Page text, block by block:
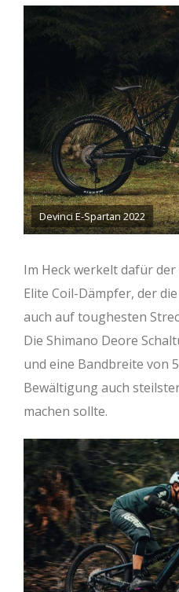
Devinci E-Spartan 2022
Im Heck werkelt dafür
Elite Coil-Dämpfer, der
auch auf toughesten
Die Shimano Deore
und eine Bandbreite von
Bewältigung auch
machen sollte.